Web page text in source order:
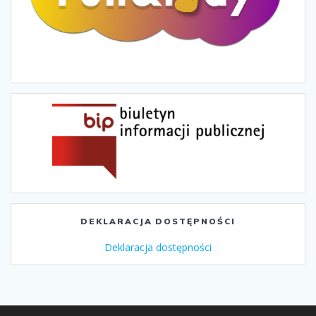
DEKLARACJA DOSTĘPNOŚCI
Deklaracja dostępności